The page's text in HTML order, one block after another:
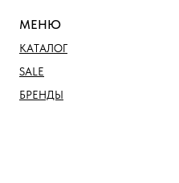
МЕНЮ
КАТАЛОГ
SALE
БРЕНДЫ